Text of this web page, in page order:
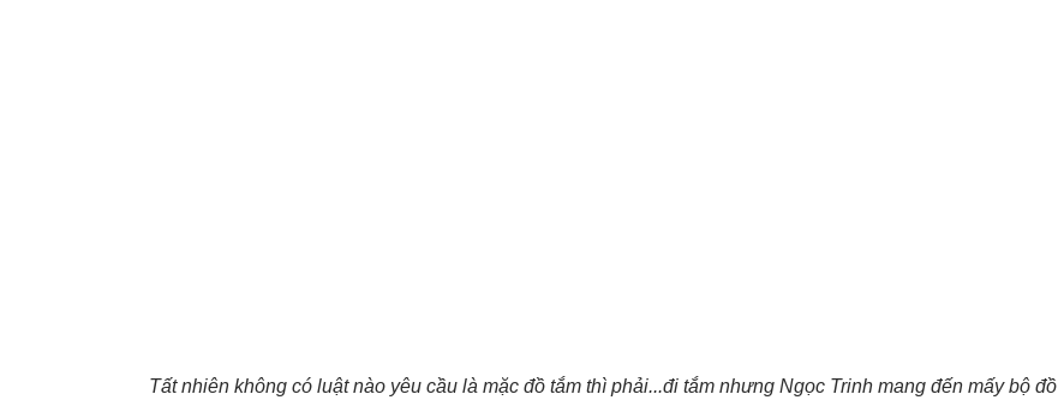
Tất nhiên không có luật nào yêu cầu là mặc đồ tắm thì phải...đi tắm nhưng Ngọc Trinh mang đến mấy bộ đồ